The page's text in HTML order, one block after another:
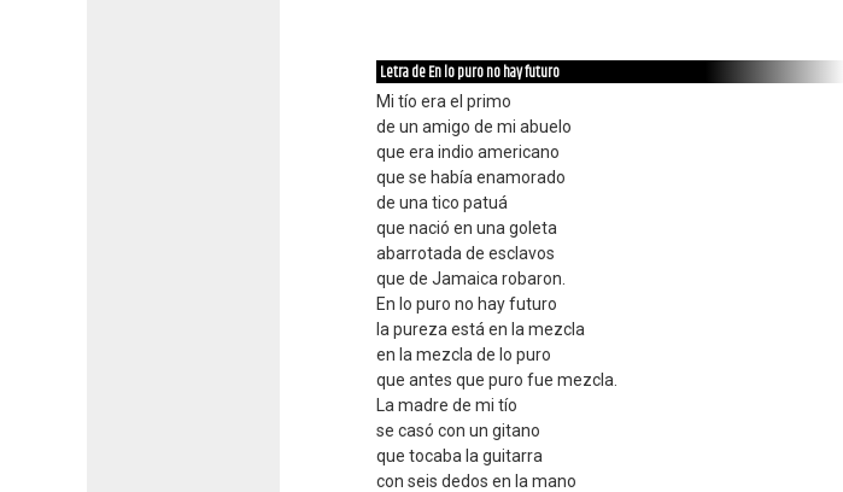
Letra de En lo puro no hay futuro
Mi tío era el primo
de un amigo de mi abuelo
que era indio americano
que se había enamorado
de una tico patuá
que nació en una goleta
abarrotada de esclavos
que de Jamaica robaron.
En lo puro no hay futuro
la pureza está en la mezcla
en la mezcla de lo puro
que antes que puro fue mezcla.
La madre de mi tío
se casó con un gitano
que tocaba la guitarra
con seis dedos en la mano